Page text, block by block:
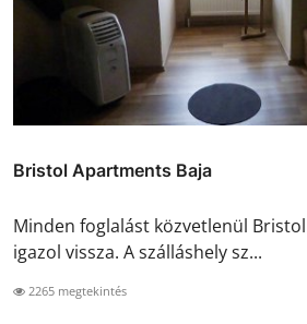
Bristol Apartments Baja
Minden foglalást közvetlenül
igazol vissza. A szálláshely sz...
2265 megtekintés